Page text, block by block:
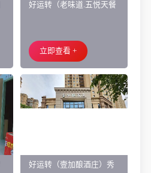
好运转（老味道.五悦天餐
让、主要房租低
立即查看 +
好运转（壹加酿酒庄）秀